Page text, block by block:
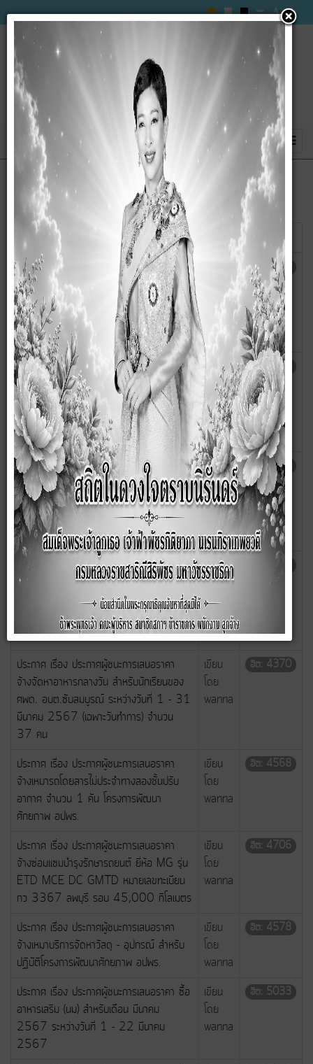
แสดง
ชื่อ
ประกาศ เรื่อง การเปิดเผยราคากลางและการ
คำนวณราคากลางงานก่อสร้าง โครงการ
ก่อสร้างถนนคอนกรีตเสริมเหล็ก หมู่ที่ 2 ซอย
บ้านนายคะนอง ฤทธิ์บำรุง ตำบลซับสมบูรณ์
อำเภอลำสนธิ จังหวัดลพบุรี
wanna
ฮิต: 4630
ประกาศ เรื่อง การเปิดเผยราคากลางและการ
คำนวณราคากลางงานก่อสร้าง โครงการ
ก่อสร้างถนนคอนกรีตเสริมเหล็ก หมู่ที่ 2 ซอย
บ้านนายลำพาย สุระภาพ ตำบลซับสมบูรณ์
อำเภอลำสนธิ จังหวัดลพบุรี
เขียน
โดย
wanna
ฮิต: 4565
ประกาศ เรื่อง การเปิดเผยราคากลางและการ
คำนวณราคากลางงานก่อสร้าง โครงการ
ก่อสร้างถนนคอนกรีตเสริมเหล็ก หมู่ที่ 4 ซอย
เสน่ห์พัฒนา ตำบลซับสมบูรณ์ อำเภอลำสนธิ
จังหวัดลพบุรี
เขียน
โดย
wanna
ฮิต: 4556
ประกาศ เรื่อง การเปิดเผยราคากลางและการ
คำนวณราคากลางงานก่อสร้าง โครงการ
ก่อสร้างถนนคอนกรีตเสริมเหล็ก หมู่ที่ 2 ซอย
บ้านนางฝอย แย้มแจ๋ว ตำบลซับสมบูรณ์
อำเภอลำสนธิ จังหวัดลพบุรี
เขียน
โดย
wanna
ประกาศ เรื่อง ประกาศผู้ชนะการเสนอราคา
จ้างจัดหาอาหารกลางวัน สำหรับนักเรียนของ
ศพด. อบต.ซับสมบูรณ์ ระหว่างวันที่ 1 - 31
มีนาคม 2567 (เฉพาะวันทำการ) จำนวน
37 คน
เขียน
โดย
wanna
ฮิต: 4370
ประกาศ เรื่อง ประกาศผู้ชนะการเสนอราคา
จ้างเหมารถโดยสารไม่ประจำทางสองชั้นปรับ
อากาศ จำนวน 1 คัน โครงการพัฒนา
ศักยภาพ อปพร.
เขียน
โดย
wanna
ฮิต: 4568
ประกาศ เรื่อง ประกาศผู้ชนะการเสนอราคา
จ้างซ่อมแซมบำรุงรักษารถยนต์ ยี่ห้อ MG รุ่น
ETD MCE DC GMTD หมายเลขทีะเบียน
กว 3367 ลพบุรี รอบ 45,000 กิโลเมตร
เขียน
โดย
wanna
ฮิต: 4706
ประกาศ เรื่อง ประกาศผู้ชนะการเสนอราคา
จ้างเหมาบริการจัดหาวัสดุ - อุปกรณ์ สำหรับ
ปฏิบัติโครงการพัฒนาศักยภาพ อปพร.
เขียน
โดย
wanna
ฮิต: 4578
ประกาศ เรื่อง ประกาศผู้ชนะการเสนอราคา ซื้อ
อาหารเสริม (นม) สำหรับเดือน มีนาคม
2567 ระหว่างวันที่ 1 - 22 มีนาคม
2567
เขียน
โดย
wanna
ฮิต: 5033